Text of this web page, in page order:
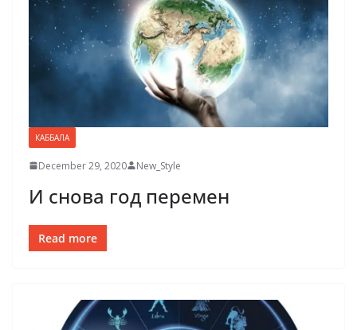
КАББАЛА
December 29, 2020 New_Style
И снова год перемен
Read more